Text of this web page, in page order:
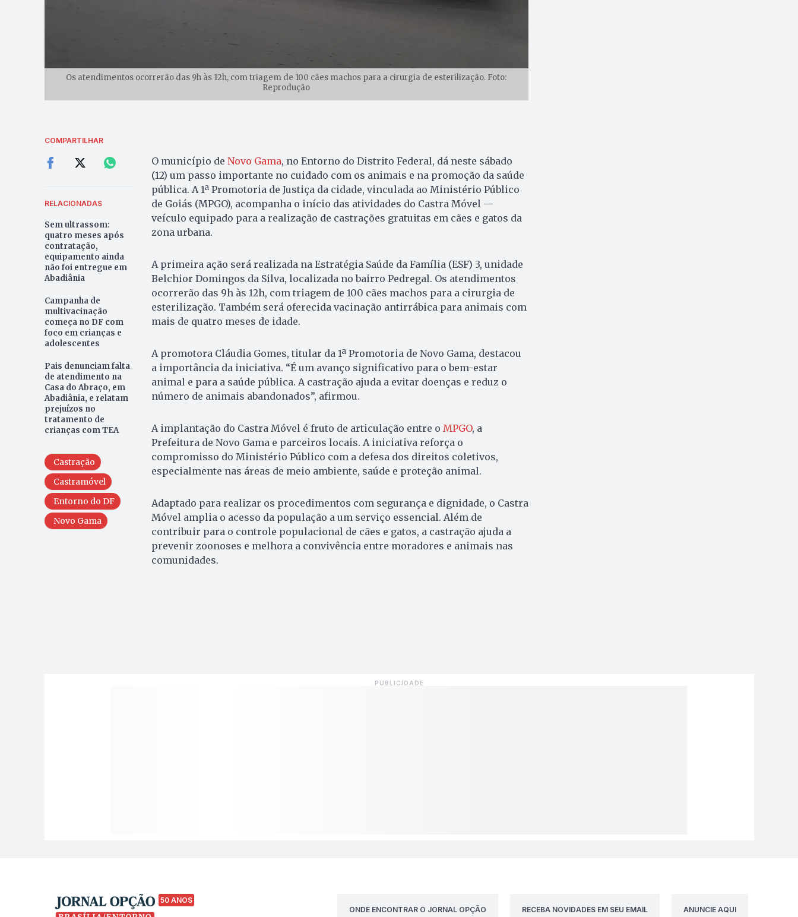
Os atendimentos ocorrerão das 9h às 12h, com triagem de 100 cães machos para a cirurgia de esterilização. Foto:
Reprodução
COMPARTILHAR
RELACIONADAS
Sem ultrassom:
quatro meses após
contratação,
equipamento ainda
não foi entregue em
Abadiânia
Campanha de
multivacinação
começa no DF com
foco em crianças e
adolescentes
Pais denunciam falta
de atendimento na
Casa do Abraço, em
Abadiânia, e relatam
prejuízos no
tratamento de
crianças com TEA
Castração
Castramóvel
Entorno do DF
Novo Gama
O município de Novo Gama, no Entorno do Distrito Federal, dá neste sábado
(12) um passo importante no cuidado com os animais e na promoção da saúde
pública. A 1ª Promotoria de Justiça da cidade, vinculada ao Ministério Público
de Goiás (MPGO), acompanha o início das atividades do Castra Móvel —
veículo equipado para a realização de castrações gratuitas em cães e gatos da
zona urbana.
A primeira ação será realizada na Estratégia Saúde da Família (ESF) 3, unidade
Belchior Domingos da Silva, localizada no bairro Pedregal. Os atendimentos
ocorrerão das 9h às 12h, com triagem de 100 cães machos para a cirurgia de
esterilização. Também será oferecida vacinação antirrábica para animais com
mais de quatro meses de idade.
A promotora Cláudia Gomes, titular da 1ª Promotoria de Novo Gama, destacou
a importância da iniciativa. “É um avanço significativo para o bem-estar
animal e para a saúde pública. A castração ajuda a evitar doenças e reduz o
número de animais abandonados”, afirmou.
A implantação do Castra Móvel é fruto de articulação entre o MPGO, a
Prefeitura de Novo Gama e parceiros locais. A iniciativa reforça o
compromisso do Ministério Público com a defesa dos direitos coletivos,
especialmente nas áreas de meio ambiente, saúde e proteção animal.
Adaptado para realizar os procedimentos com segurança e dignidade, o Castra
Móvel amplia o acesso da população a um serviço essencial. Além de
contribuir para o controle populacional de cães e gatos, a castração ajuda a
prevenir zoonoses e melhora a convivência entre moradores e animais nas
comunidades.
50 ANOS
ONDE ENCONTRAR O JORNAL OPÇÃO
RECEBA NOVIDADES EM SEU EMAIL ANUNCIE AQUI